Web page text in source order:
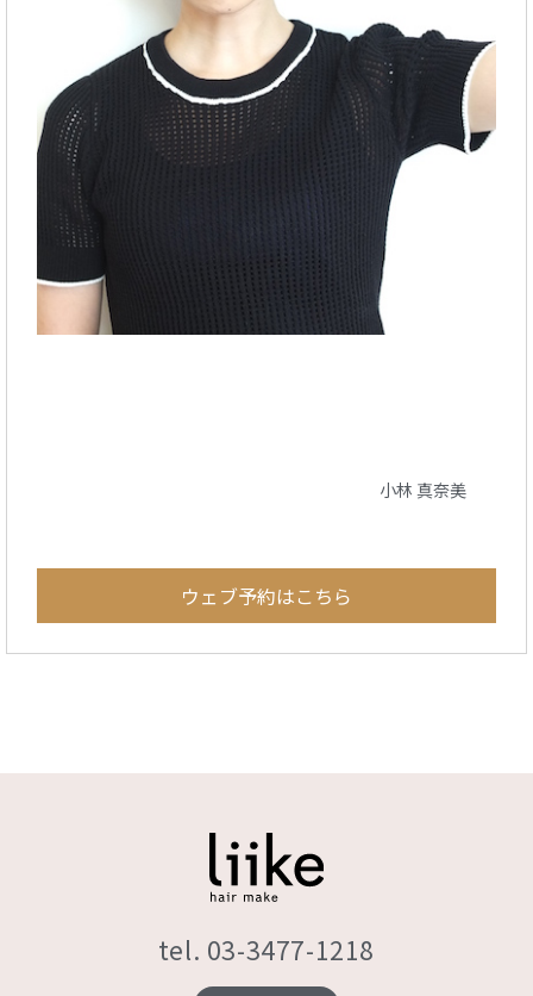
小林 真奈美
ウェブ予約はこちら
tel. 03-3477-1218